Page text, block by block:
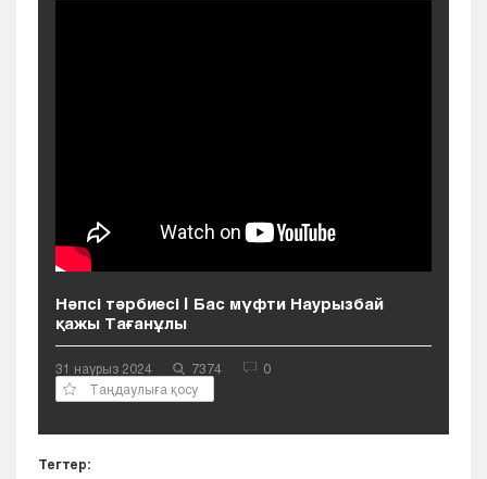
Шымкент
Нәпсі тәрбиесі | Бас мүфти Наурызбай
қажы Тағанұлы
31 наурыз 2024 7374
0
Таңдаулыға қосу
Тегтер: